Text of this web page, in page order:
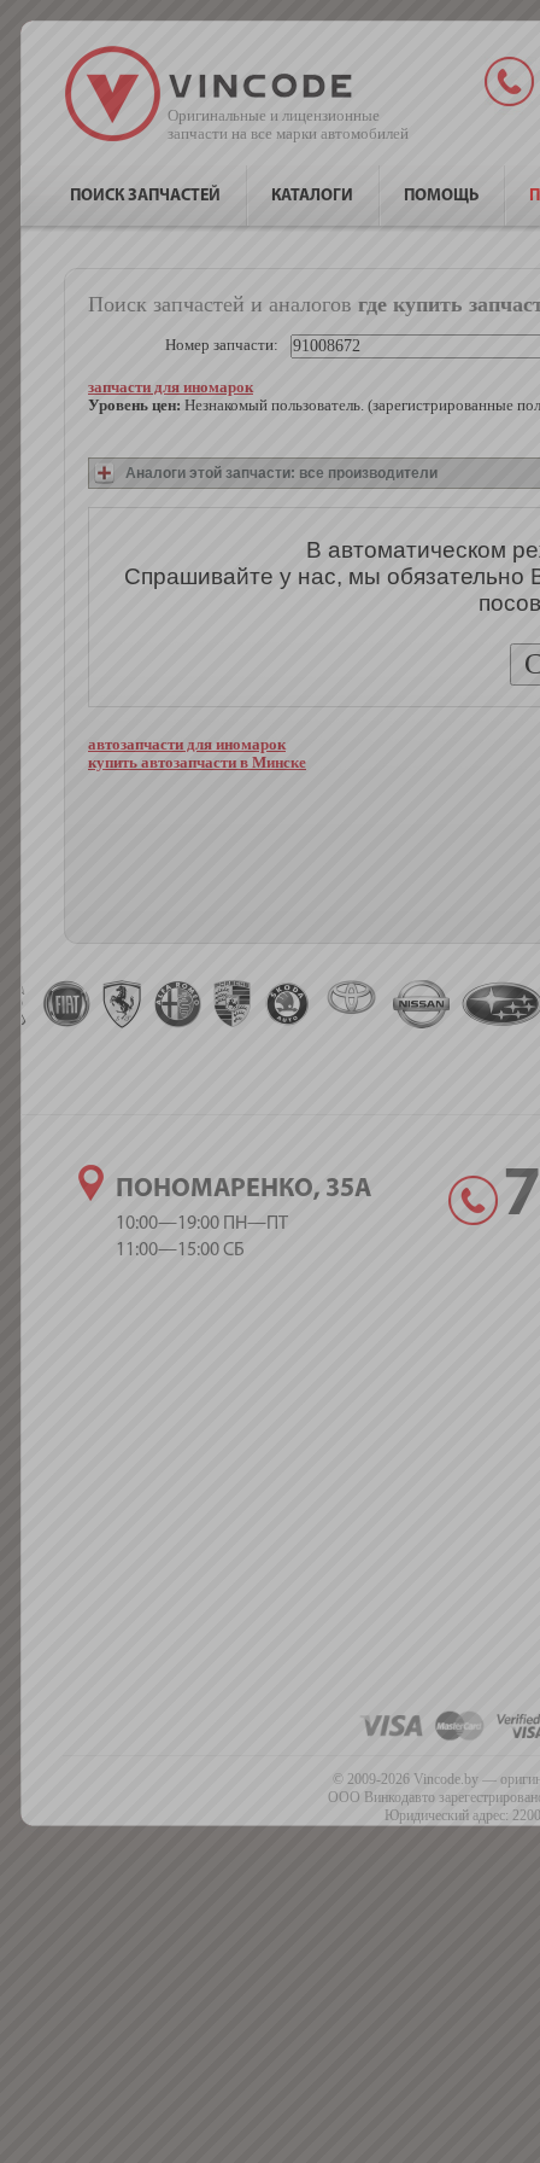
Оригинальные и лицензионные
запчасти на все марки автомобилей
ПОИСК ЗАПЧАСТЕЙ КАТАЛОГИ ПОМОЩЬ
Поиск запчастей и аналогов где купить
Номер запчасти:
запчасти для иномарок
Уровень цен: Незнакомый пользователь. (зарегистрированные
Аналоги этой запчасти: все производители
В автоматическом
Спрашивайте у нас, мы
автозапчасти для иномарок
купить автозапчасти в Минске
ПОНОМАРЕНКО, 35А
10:00—19:00 ПН—ПТ
11:00—15:00 СБ
© 2009-2026 Vincode.by —
ООО Винкодавто
Юридический адрес: